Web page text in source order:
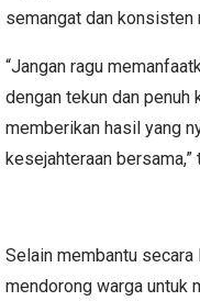
semangat dan konsisten
“Jangan ragu
dengan tekun dan penuh
memberikan hasil yang
kesejahteraan bersama,”
Selain membantu secara
mendorong warga untuk